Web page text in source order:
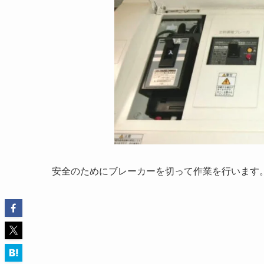
安全のためにブレーカーを切って作業を行います